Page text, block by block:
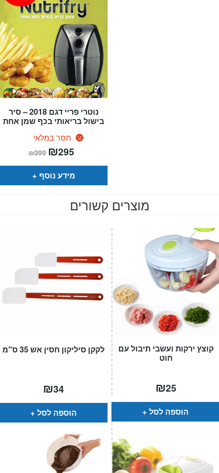
נוטרי פריי דגם 2018 – סיר
בישול בריאותי בכף שמן אחת
חסר במלאי
₪399 המחיר
המקורי
היה:
₪399.
₪295
הוא:
מידע נוסף
מוצרים קשורים
לקקן סיליקון חסין אש 35 ס"מ
₪34
הוספה לסל
קוצץ ירקות ועשבי תיבול עם
חוט
₪25
הוספה לסל